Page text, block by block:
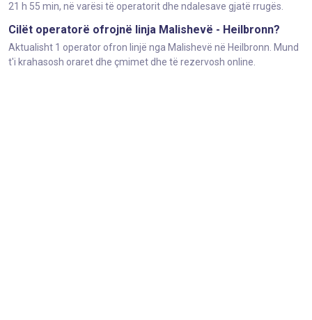
21 h 55 min, në varësi të operatorit dhe ndalesave gjatë rrugës.
Cilët operatorë ofrojnë linja Malishevë - Heilbronn?
Aktualisht 1 operator ofron linjë nga Malishevë në Heilbronn. Mund
t'i krahasosh oraret dhe çmimet dhe të rezervosh online.